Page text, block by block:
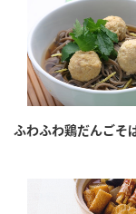
ふわふわ鶏だんごそ